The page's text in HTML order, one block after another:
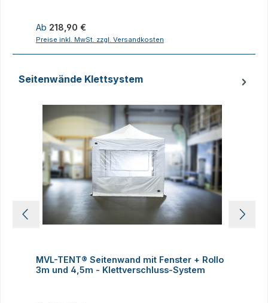
Regulärer Preis:
Ab 218,90 €
Preise inkl. MwSt. zzgl. Versandkosten
Seitenwände Klettsystem
MVL-TENT® Seitenwand mit Fenster + Rollo
3m und 4,5m - Klettverschluss-System